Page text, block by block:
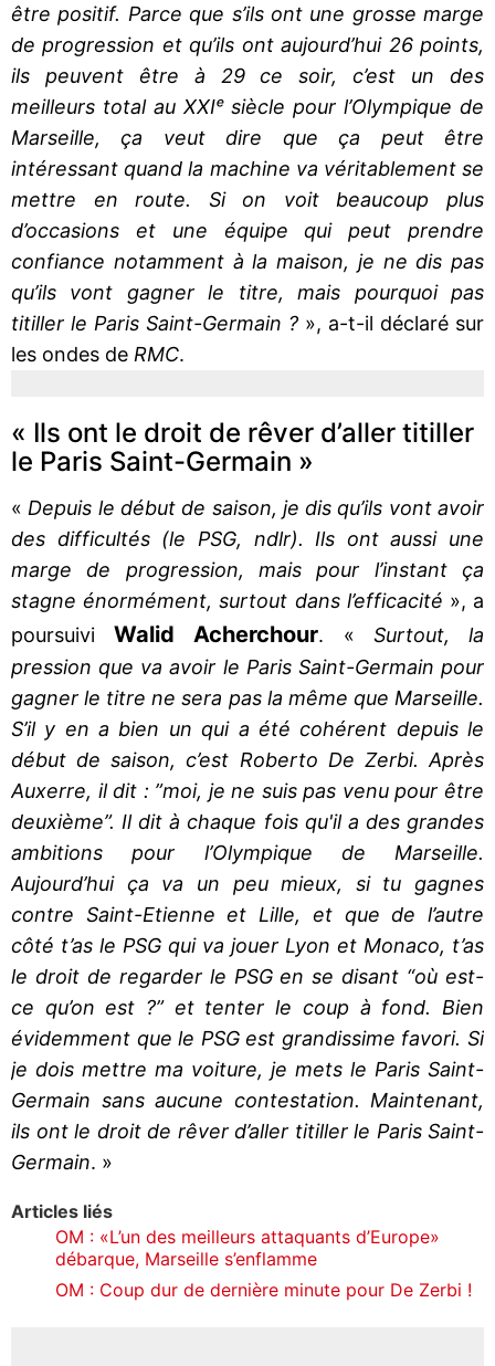
être positif. Parce que s’ils ont une grosse marge
de progression et qu’ils ont aujourd’hui 26 points,
ils peuvent être à 29 ce soir, c’est un des
meilleurs total au XXIᵉ siècle pour l’Olympique de
Marseille, ça veut dire que ça peut être
intéressant quand la machine va véritablement se
mettre en route. Si on voit beaucoup plus
d’occasions et une équipe qui peut prendre
confiance notamment à la maison, je ne dis pas
qu’ils vont gagner le titre, mais pourquoi pas
titiller le Paris Saint-Germain ? », a-t-il déclaré sur
les ondes de RMC.
« Ils ont le droit de rêver d’aller titiller
le Paris Saint-Germain »
« Depuis le début de saison, je dis qu’ils vont avoir
des difficultés (le PSG, ndlr). Ils ont aussi une
marge de progression, mais pour l’instant ça
stagne énormément, surtout dans l’efficacité », a
poursuiviWalid Acherchour. « Surtout, la
pression que va avoir le Paris Saint-Germain pour
gagner le titre ne sera pas la même que Marseille.
S’il y en a bien un qui a été cohérent depuis le
début de saison, c’est Roberto De Zerbi. Après
Auxerre, il dit : ”moi, je ne suis pas venu pour être
deuxième”. Il dit à chaque fois qu'il a des grandes
ambitions pour l’Olympique de Marseille.
Aujourd’hui ça va un peu mieux, si tu gagnes
contre Saint-Etienne et Lille, et que de l’autre
côté t’as le PSG qui va jouer Lyon et Monaco, t’as
le droit de regarder le PSG en se disant “où est-
ce qu’on est ?” et tenter le coup à fond. Bien
évidemment que le PSG est grandissime favori. Si
je dois mettre ma voiture, je mets le Paris Saint-
Germain sans aucune contestation. Maintenant,
ils ont le droit de rêver d’aller titiller le Paris Saint-
Germain. »
Articles liés
OM : «L’un des meilleurs attaquants d’Europe»
débarque, Marseille s’enflamme
OM : Coup dur de dernière minute pour De Zerbi !